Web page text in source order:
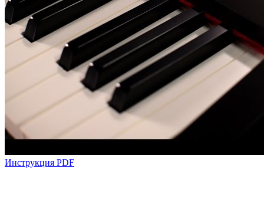
Инструкция PDF